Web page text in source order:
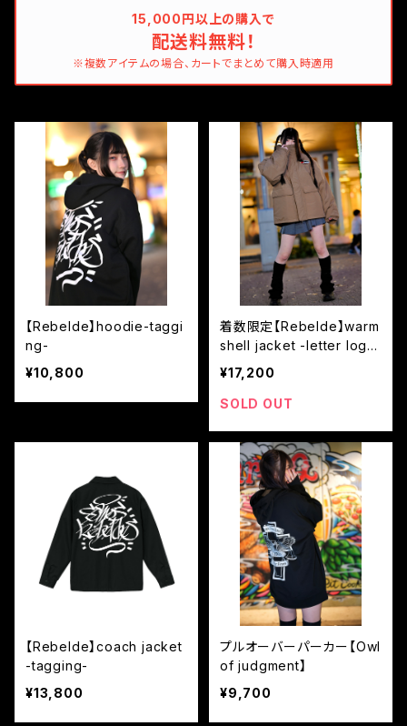
15,000円以上の購入で
配送料無料！
※複数アイテムの場合、カートでまとめて購入時適用
【Rebelde】hoodie-taggi
ng-
¥10,800
着数限定【Rebelde】warm
shell jacket -letter logo
-
¥17,200
SOLD OUT
【Rebelde】coach jacket
-tagging-
¥13,800
プルオーバーパーカー【Owl
of judgment】
¥9,700